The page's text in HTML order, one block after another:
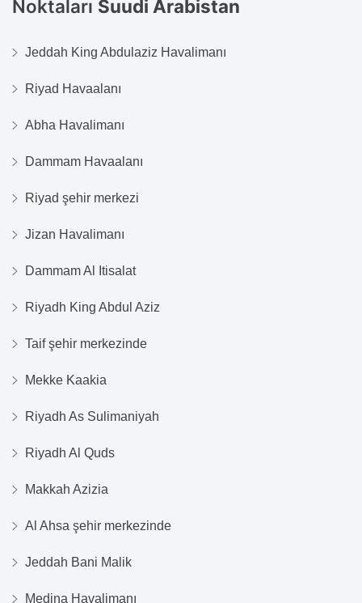
Noktaları Suudi Arabistan
Jeddah King Abdulaziz Havalimanı
Riyad Havaalanı
Abha Havalimanı
Dammam Havaalanı
Riyad şehir merkezi
Jizan Havalimanı
Dammam Al Itisalat
Riyadh King Abdul Aziz
Taif şehir merkezinde
Mekke Kaakia
Riyadh As Sulimaniyah
Riyadh Al Quds
Makkah Azizia
Al Ahsa şehir merkezinde
Jeddah Bani Malik
Medina Havalimanı